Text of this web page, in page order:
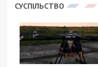
СУСПІЛЬСТВО